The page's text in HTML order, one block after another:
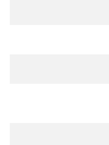
Współpracuje z
Ładowanie
które spełniają wszystkie